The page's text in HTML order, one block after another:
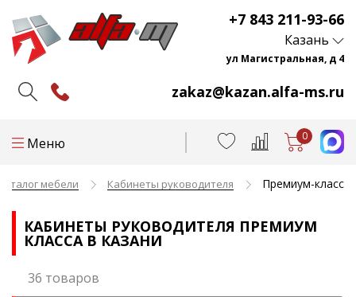
+7 843 211-93-66
zakaz@kazan.alfa-ms.ru
Казань
ул Магистральная, д 4
Меню 0
мебели Кабинеты руководителя Премиум-класс
КАБИНЕТЫ РУКОВОДИТЕЛЯ ПРЕМИУМ
КЛАССА В КАЗАНИ
36 товаров